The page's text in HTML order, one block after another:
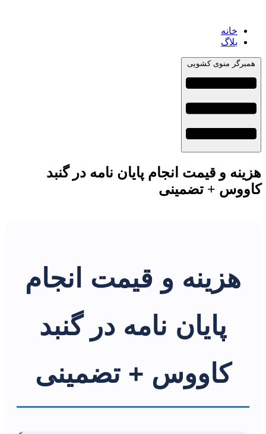
خانه
بلاگ
همبرگر منوی کشویی
هزینه و قیمت انجام پایان نامه در گنبد
کاووس + تضمینی
هزینه و قیمت انجام
پایان نامه در گنبد
کاووس + تضمینی